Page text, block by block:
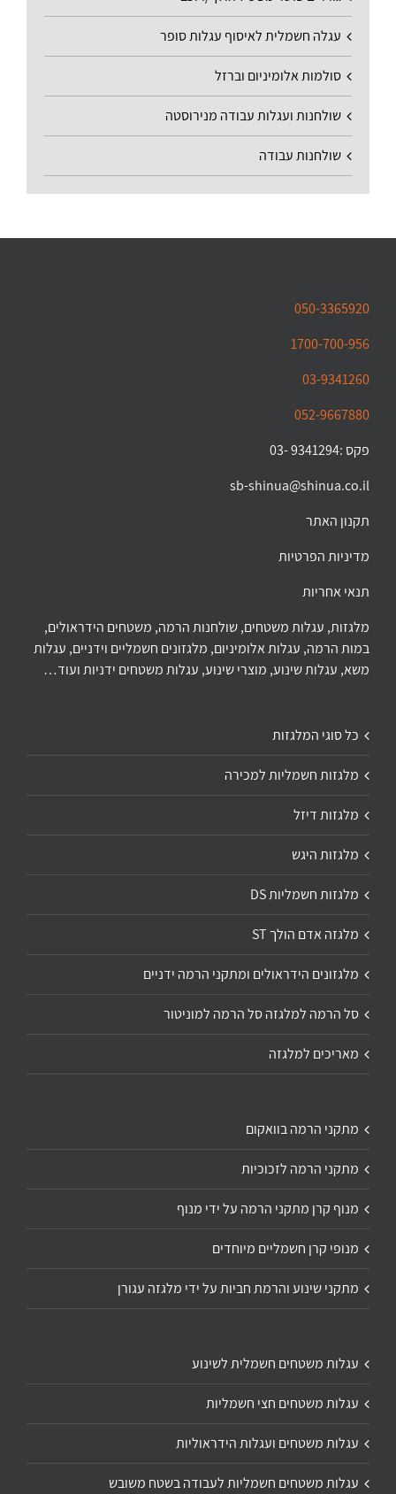
עגלה חשמלית לאיסוף עגלות סופר
סולמות אלומיניום וברזל
שולחנות ועגלות עבודה מנירוסטה
שולחנות עבודה
050-3365920
1700-700-956
03-9341260
052-9667880
פקס :9341294 -03
sb-shinua@shinua.co.il
תקנון האתר
מדיניות הפרטיות
תנאי אחריות
מלגזות, עגלות משטחים, שולחנות הרמה, משטחים הידראולים,
במות הרמה, עגלות אלומיניום, מלגזונים חשמליים וידניים, עגלות
משא, עגלות שינוע, מוצרי שינוע, עגלות משטחים ידניות ועוד…
כל סוגי המלגזות
מלגזות חשמליות למכירה
מלגזות דיזל
מלגזות היגש
מלגזות חשמליות DS
מלגזה אדם הולך ST
מלגזונים הידראולים ומתקני הרמה ידניים
סל הרמה למלגזה סל הרמה למוניטור
מאריכים למלגזה
מתקני הרמה בוואקום
מתקני הרמה לזכוכיות
מנוף קרן מתקני הרמה על ידי מנוף
מנופי קרן חשמליים מיוחדים
מתקני שינוע והרמת חביות על ידי מלגזה עגורן
עגלות משטחים חשמלית לשינוע
עגלות משטחים חצי חשמליות
עגלות משטחים ועגלות הידראוליות
עגלות משטחים חשמליות לעבודה בשטח משובש